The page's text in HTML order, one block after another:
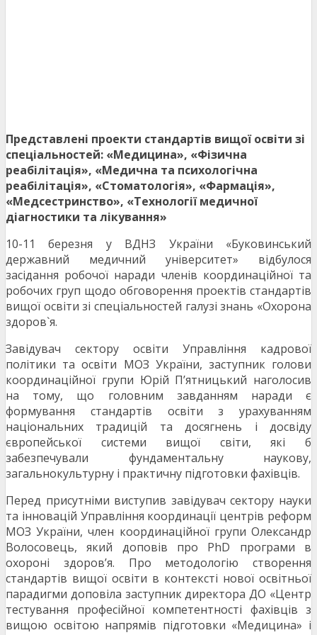
Представлені проекти стандартів вищої освіти зі
спеціальностей: «Медицина», «Фізична
реабілітація», «Медична та психологічна
реабілітація», «Стоматологія», «Фармація»,
«Медсестринство», «Технології медичної
діагностики та лікування»
10-11 березня у ВДНЗ України «Буковинський
державний медичний університет» відбулося
засідання робочої наради членів координаційної та
робочих груп щодо обговорення проектів стандартів
вищої освіти зі спеціальностей галузі знань «Охорона
здоров`я.
Завідувач сектору освіти Управління кадрової
політики та освіти МОЗ України, заступник голови
координаційної групи Юрій П’ятницький наголосив
на тому, що головним завданням наради є
формування стандартів освіти з урахуванням
національних традицій та досягнень і досвіду
європейської системи вищої світи, які б
забезпечували фундаментальну наукову,
загальнокультурну і практичну підготовки фахівців.
Перед присутніми виступив завідувач сектору науки
та інновацій Управління координації центрів реформ
МОЗ України, член координаційної групи Олександр
Волосовець, який доповів про PhD програми в
охороні здоров’я. Про методологію створення
стандартів вищої освіти в контексті нової освітньої
парадигми доповіла заступник директора ДО «Центр
тестування професійної компетентності фахівців з
вищою освітою напрямів підготовки «Медицина» і